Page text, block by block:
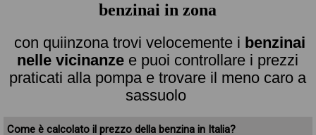
benzinai in zona
con quiinzona trovi velocemente i benzinai
nelle vicinanze e puoi controllare i prezzi
praticati alla pompa e trovare il meno caro a
sassuolo
Come è calcolato il prezzo della benzina in Italia?